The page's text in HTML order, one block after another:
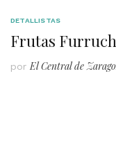
DETALLISTAS
Frutas
por El Central de